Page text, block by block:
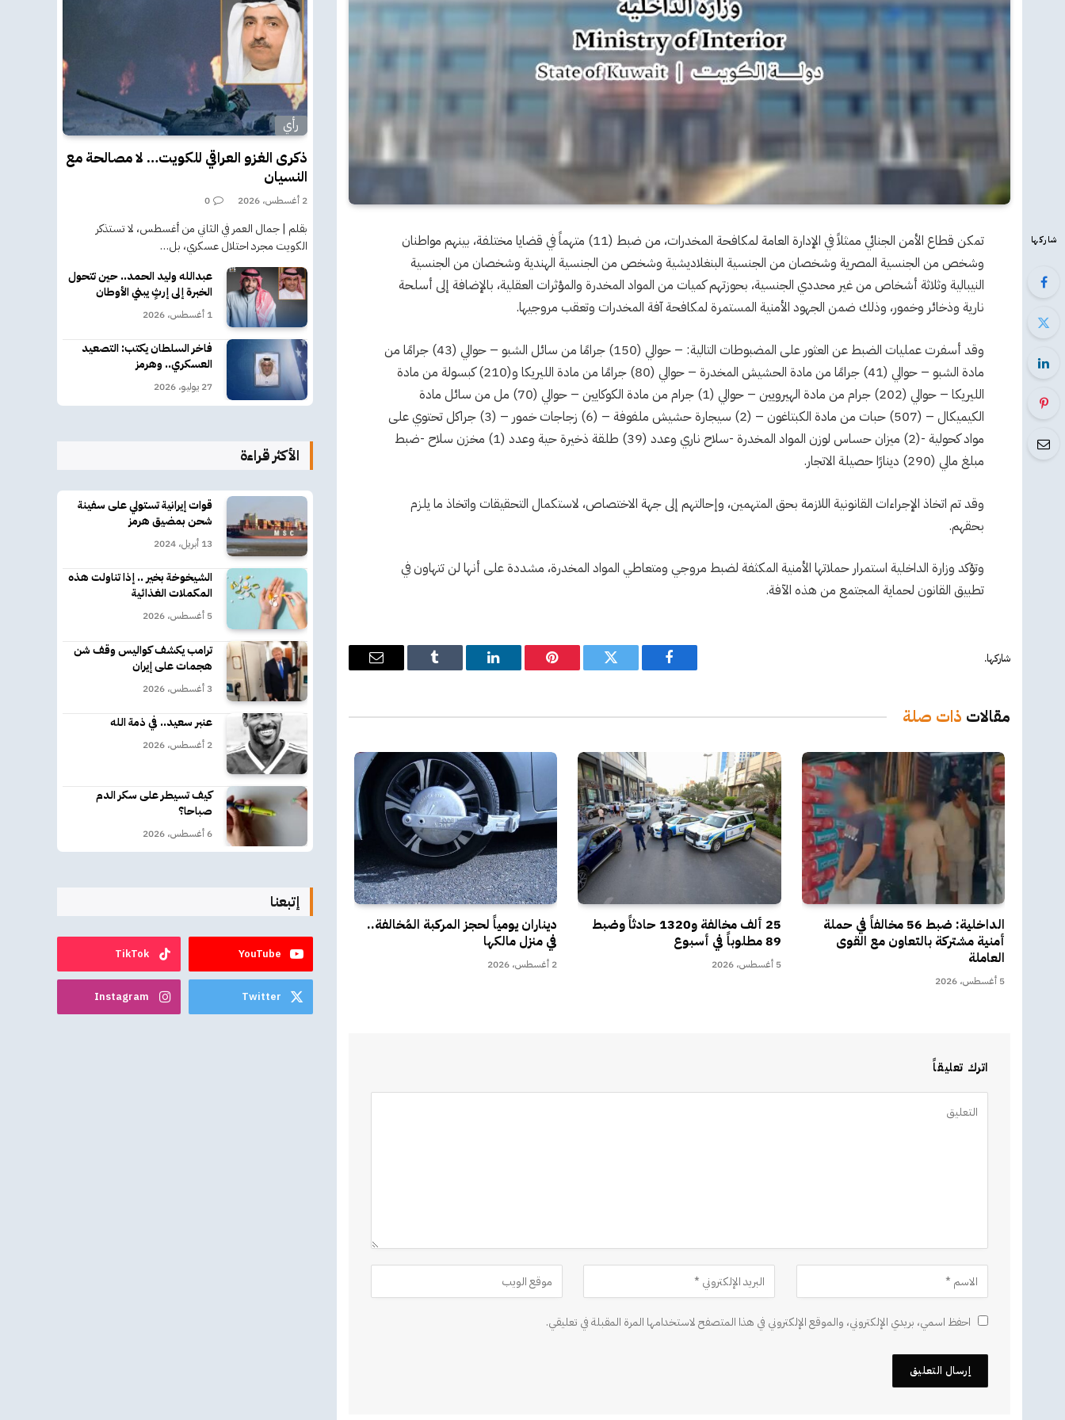
شاركها
تمكن قطاع الأمن الجنائي ممثلاً في الإدارة العامة لمكافحة المخدرات، من ضبط (11) متهماً في قضايا مختلفة، بينهم مواطنان
وشخص من الجنسية المصرية وشخصان من الجنسية البنغلاديشية وشخص من الجنسية الهندية وشخصان من الجنسية
النيبالية وثلاثة أشخاص من غير محددي الجنسية، بحوزتهم كميات من المواد المخدرة والمؤثرات العقلية، بالإضافة إلى أسلحة
نارية وذخائر وخمور، وذلك ضمن الجهود الأمنية المستمرة لمكافحة آفة المخدرات وتعقب مروجيها.
وقد أسفرت عمليات الضبط عن العثور على المضبوطات التالية: – حوالي (150) جرامًا من سائل الشبو – حوالي (43) جرامًا من
مادة الشبو – حوالي (41) جرامًا من مادة الحشيش المخدرة – حوالي (80) جرامًا من مادة الليريكا و(210) كبسولة من مادة
الليريكا – حوالي (202) جرام من مادة الهيرويين – حوالي (1) جرام من مادة الكوكايين – حوالي (70) مل من سائل مادة
الكيميكال – (507) حبات من مادة الكبتاغون – (2) سيجارة حشيش ملفوفة – (6) زجاجات خمور – (3) جراكل تحتوي على
مواد كحولية -(2) ميزان حساس لوزن المواد المخدرة -سلاح ناري وعدد (39) طلقة ذخيرة حية وعدد (1) مخزن سلاح -ضبط
مبلغ مالي (290) دينارًا حصيلة الاتجار.
وقد تم اتخاذ الإجراءات القانونية اللازمة بحق المتهمين، وإحالتهم إلى جهة الاختصاص، لاستكمال التحقيقات واتخاذ ما يلزم
بحقهم.
وتؤكد وزارة الداخلية استمرار حملاتها الأمنية المكثفة لضبط مروجي ومتعاطي المواد المخدرة، مشددة على أنها لن تتهاون في
تطبيق القانون لحماية المجتمع من هذه الآفة.
شاركها.
فيسبوك تويتر بينتيريستلينكدإن Tumblr
البريد
مقالات ذات صلة
الداخلية: ضبط 56 مخالفاً في حملة
أمنية مشتركة بالتعاون مع القوى
العاملة
5 أغسطس، 2026
25 ألف مخالفة و1320 حادثاً وضبط
89 مطلوباً في أسبوع
5 أغسطس، 2026
ديناران يومياً لحجز المركبة المُخالفة..
في منزل مالكها
2 أغسطس، 2026
اترك تعليقاً
احفظ اسمي، بريدي الإلكتروني، والموقع الإلكتروني في هذا المتصفح لاستخدامها المرة المقبلة في تعليقي.
رأي
ذكرى الغزو العراقي للكويت… لا مصالحة مع
النسيان
2 أغسطس، 2026 0
بقلم | جمال العمر في الثاني من أغسطس، لا تستذكر
الكويت مجرد احتلال عسكري، بل…
عبدالله وليد الحمد.. حين تتحول
الخبرة إلى إرثٍ يبني الأوطان
1 أغسطس، 2026
فاخر السلطان يكتب: التصعيد
العسكري.. وهرمز
27 يوليو، 2026
الأكثر قراءة
قوات إيرانية تستولي على سفينة
شحن بمضيق هرمز
13 أبريل، 2024
الشيخوخة بخير .. إذا تناولت هذه
المكملات الغذائية
5 أغسطس، 2026
ترامب يكشف كواليس وقف شن
هجمات على إيران
3 أغسطس، 2026
عنبر سعيد.. في ذمة الله
2 أغسطس، 2026
كيف تسيطر على سكر الدم
صباحا؟
6 أغسطس، 2026
إتبعنا
YouTube
TikTok
Twitter
Instagram